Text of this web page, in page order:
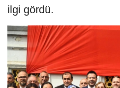
ilgi gördü.